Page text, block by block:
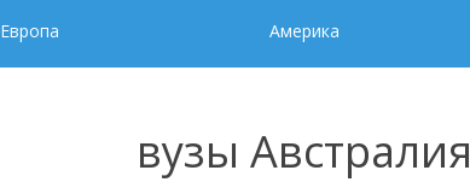
Европа Америка
вузы Австралия